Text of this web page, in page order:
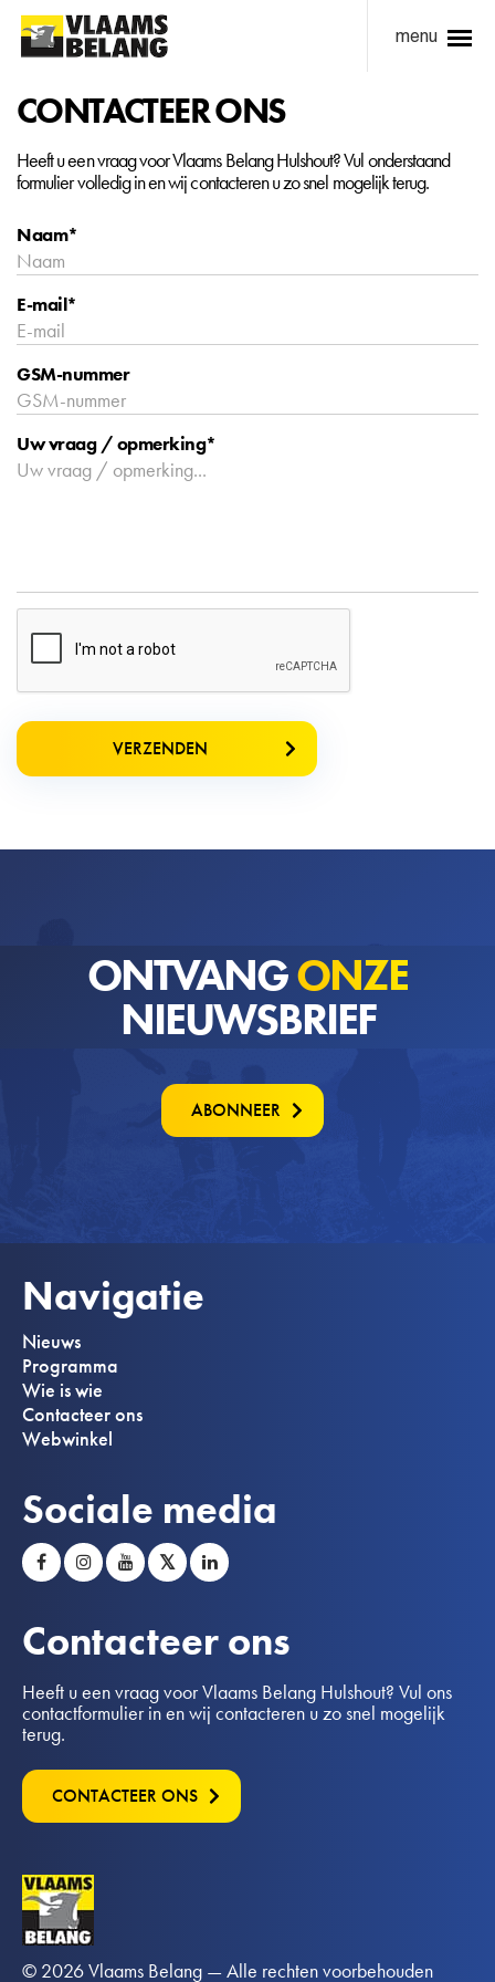
menu
CONTACTEER ONS
Heeft u een vraag voor Vlaams Belang Hulshout? Vul onderstaand
formulier volledig in en wij contacteren u zo snel mogelijk terug.
Naam*
E-mail*
GSM-nummer
Uw vraag / opmerking*
VERZENDEN
ONTVANGONZE
NIEUWSBRIEF
ABONNEER
Navigatie
Nieuws
Programma
Wie is wie
Contacteer ons
Webwinkel
Sociale media
𝕏
Contacteer ons
Heeft u een vraag voor Vlaams Belang Hulshout? Vul ons
contactformulier in en wij contacteren u zo snel mogelijk
terug.
CONTACTEER ONS
© 2026 Vlaams Belang — Alle rechten voorbehouden